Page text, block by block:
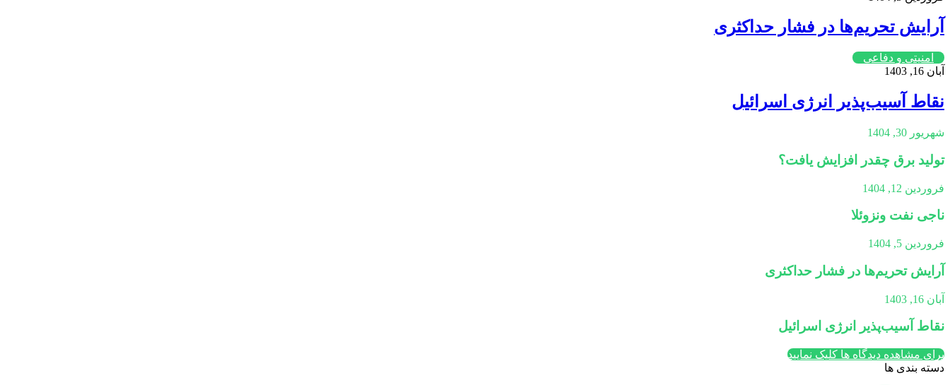
آرایش تحریم‌ها در فشار حداکثری
امنیتی و دفاعی
آبان 16, 1403
نقاط آسیب‌پذیر انرژی اسرائیل
شهریور 30, 1404
تولید برق چقدر افزایش یافت؟
فروردین 12, 1404
ناجی نفت ونزوئلا
فروردین 5, 1404
آرایش تحریم‌ها در فشار حداکثری
آبان 16, 1403
نقاط آسیب‌پذیر انرژی اسرائیل
برای مشاهده دیدگاه ها کلیک نمایید
دسته بندی ها